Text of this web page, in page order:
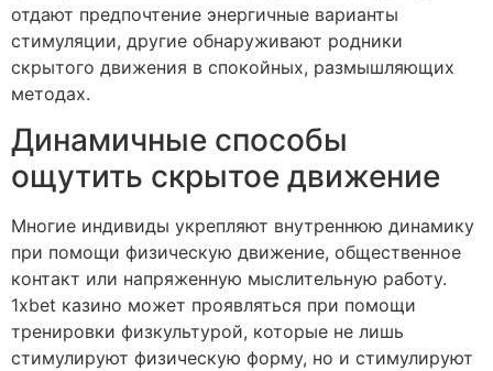
отдают предпочтение энергичные варианты
стимуляции, другие обнаруживают родники
скрытого движения в спокойных, размышляющих
методах.
Динамичные способы
ощутить скрытое движение
Многие индивиды укрепляют внутреннюю динамику
при помощи физическую движение, общественное
контакт или напряженную мыслительную работу.
1xbet казино может проявляться при помощи
тренировки физкультурой, которые не лишь
стимулируют физическую форму, но и стимулируют